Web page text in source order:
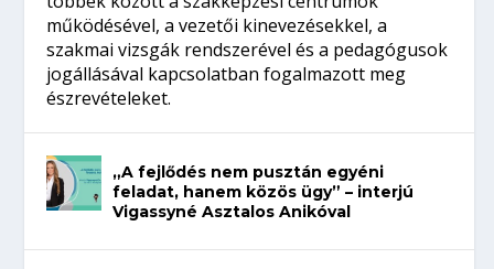
működésével, a vezetői kinevezésekkel, a
szakmai vizsgák rendszerével és a pedagógusok
jogállásával kapcsolatban fogalmazott meg
észrevételeket.
„A fejlődés nem pusztán egyéni
feladat, hanem közös ügy” – interjú
Vigassyné Asztalos Anikóval